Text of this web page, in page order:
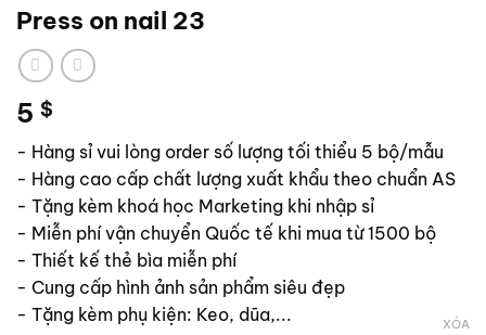
Press on nail 23
5 $
- Hàng sỉ vui lòng order số lượng tối thiểu 5 bộ/mẫu
- Hàng cao cấp chất lượng xuất khẩu theo chuẩn AS
- Tặng kèm khoá học Marketing khi nhập sỉ
- Miễn phí vận chuyển Quốc tế khi mua từ 1500 bộ
- Thiết kế thẻ bìa miễn phí
- Cung cấp hình ảnh sản phẩm siêu đẹp
- Tặng kèm phụ kiện: Keo, dũa,...
XÓA